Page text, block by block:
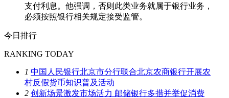
支付利息。他强调，否则此类业务就属于银行业务，
必须按照银行相关规定接受监管。
今日排行
RANKING TODAY
1 中国人民银行北京市分行联合北京农商银行开展农
村反假货币知识普及活动
2 创新场景激发市场活力 邮储银行多措并举促消费